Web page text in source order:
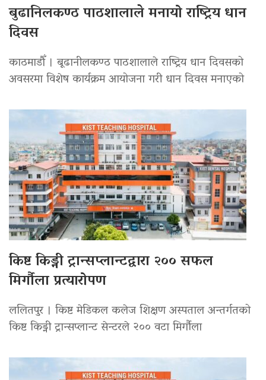
बुढानिलकण्ठ पाठशालाले मनायो राष्ट्रिय धान
दिवस
काठमाडौँ । बूढानीलकण्ठ पाठशालाले राष्ट्रिय धान दिवसको
अवसरमा विशेष कार्यक्रम आयोजना गरी धान दिवस मनाएको
किष्ट किड्नी ट्रान्सप्लान्टद्वारा २०० सफल
मिर्गौला प्रत्यारोपण
ललितपुर । किष्ट मेडिकल कलेज शिक्षण अस्पताल अन्तर्गतको
किष्ट किड्नी ट्रान्सप्लान्ट सेन्टरले २०० वटा मिर्गौला